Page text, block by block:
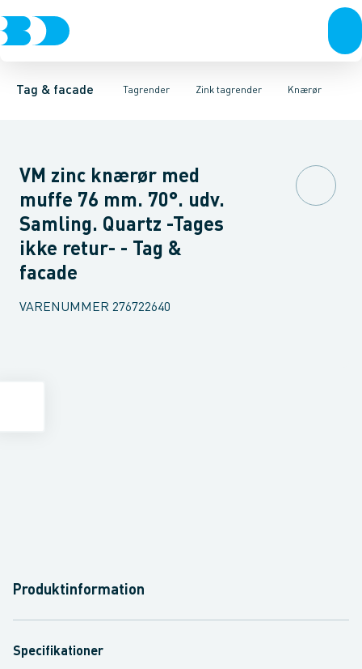
Tag & facade Tagrender
TagrenderPlader, coils & skifer Taginddækninger & taghætter
Zink tagrender
Zink tagrender Plast tagrender Stål tagrender Kobber
Knærør
TagrenderNedløbsrørBøjninger 40gr.Bøjninger 60gr.
VM zinc knærør med
muffe 76 mm. 70°. udv.
Samling. Quartz -Tages
ikke retur- - Tag &
facade
VARENUMMER 276722640
Produktinformation
Specifikationer